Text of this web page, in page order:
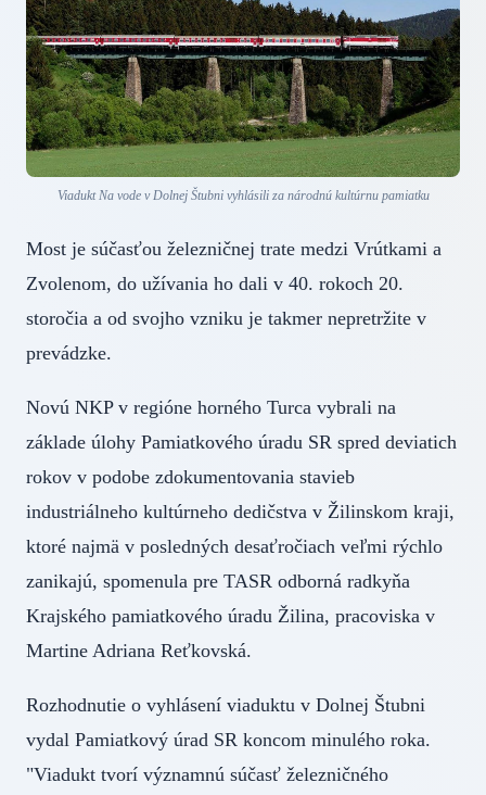
Viadukt Na vode v Dolnej Štubni vyhlásili za národnú kultúrnu pamiatku
Most je súčasťou železničnej trate medzi Vrútkami a
Zvolenom, do užívania ho dali v 40. rokoch 20.
storočia a od svojho vzniku je takmer nepretržite v
prevádzke.
Novú NKP v regióne horného Turca vybrali na
základe úlohy Pamiatkového úradu SR spred deviatich
rokov v podobe zdokumentovania stavieb
industriálneho kultúrneho dedičstva v Žilinskom kraji,
ktoré najmä v posledných desaťročiach veľmi rýchlo
zanikajú, spomenula pre TASR odborná radkyňa
Krajského pamiatkového úradu Žilina, pracoviska v
Martine Adriana Reťkovská.
Rozhodnutie o vyhlásení viaduktu v Dolnej Štubni
vydal Pamiatkový úrad SR koncom minulého roka.
"Viadukt tvorí významnú súčasť železničného